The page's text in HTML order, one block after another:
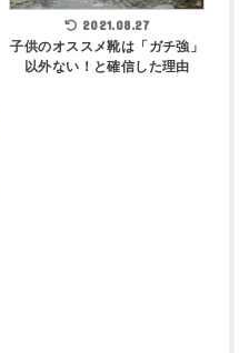
2021.08.27
子供のオススメ靴は「ガチ強」
以外ない！と確信した理由